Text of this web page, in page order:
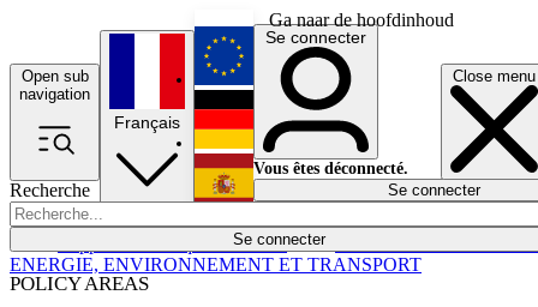
Ga naar de hoofdinhoud
Open sub
navigation
Close menu
Recherche
Se connecter
POLICY AREAS
Économie
Français
English
Deutsch
Español
Se connecter
Vous êtes déconnecté.
Se connecter
ENERGIE, ENVIRONNEMENT ET TRANSPORT